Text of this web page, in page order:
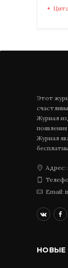
Этот
Журнал
Журнал
Адрес:
Email:
НОВЫЕ